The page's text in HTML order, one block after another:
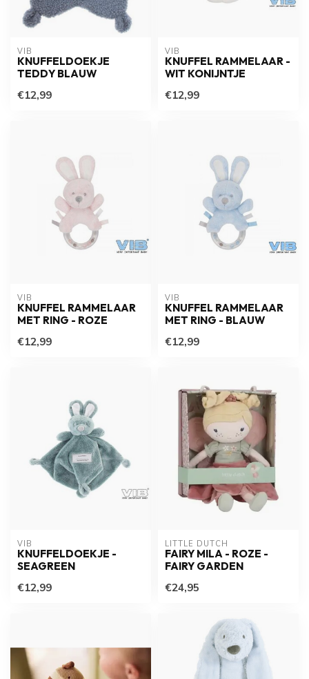
VIB
KNUFFELDOEKJE
TEDDY BLAUW
€12,99
VIB
KNUFFEL RAMMELAAR -
WIT KONIJNTJE
€12,99
VIB
KNUFFEL RAMMELAAR
MET RING - ROZE
€12,99
VIB
KNUFFEL RAMMELAAR
MET RING - BLAUW
€12,99
VIB
KNUFFELDOEKJE -
SEAGREEN
€12,99
LITTLE DUTCH
FAIRY MILA - ROZE -
FAIRY GARDEN
€24,95